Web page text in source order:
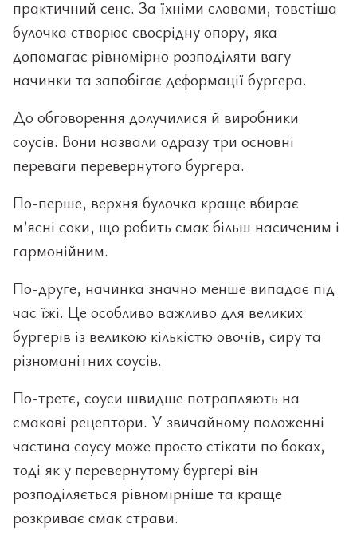
практичний сенс. За їхніми словами, товстіша
булочка створює своєрідну опору, яка
допомагає рівномірно розподіляти вагу
начинки та запобігає деформації бургера.
До обговорення долучилися й виробники
соусів. Вони назвали одразу три основні
переваги перевернутого бургера.
По-перше, верхня булочка краще вбирає
м’ясні соки, що робить смак більш насиченим і
гармонійним.
По-друге, начинка значно менше випадає під
час їжі. Це особливо важливо для великих
бургерів із великою кількістю овочів, сиру та
різноманітних соусів.
По-третє, соуси швидше потрапляють на
смакові рецептори. У звичайному положенні
частина соусу може просто стікати по боках,
тоді як у перевернутому бургері він
розподіляється рівномірніше та краще
розкриває смак страви.